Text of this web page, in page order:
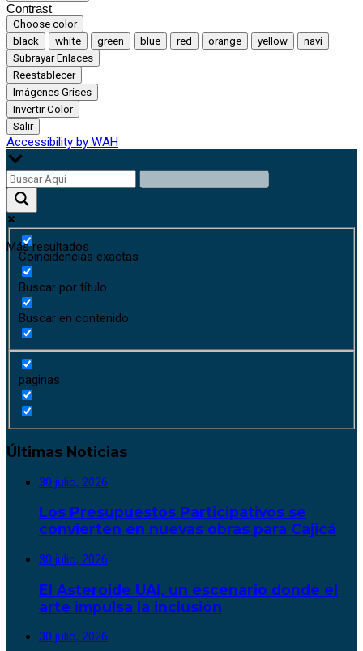
Contrast
Choose color
black
white green blue red orange yellow
navi
Subrayar Enlaces
Reestablecer
Imágenes Grises
Invertir Color
Salir
Accessibility by WAH
Más resultados
Coincidencias exactas
Buscar por título
Buscar en contenido
paginas
Últimas Noticias
30 julio, 2026
Los Presupuestos Participativos se
convierten en nuevas obras para Cajicá
30 julio, 2026
El Asteroide UAI, un escenario donde el
arte impulsa la inclusión
30 julio, 2026